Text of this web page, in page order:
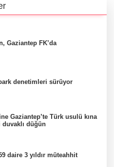
Gaziantep FK’da
denetimleri sürüyor
Gaziantep’te Türk usulü kına
düğün
daire 3 yıldır müteahhit